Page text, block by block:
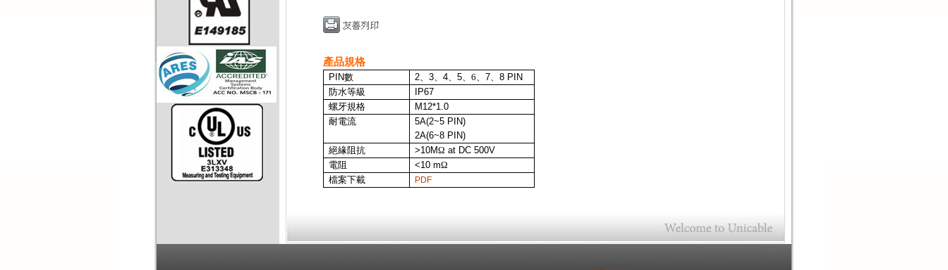
產品規格
PIN數 2、3、4、5、6、7、8 PIN
防水等級
IP67
螺牙規格
M12*1.0
耐電流
5A(2~5 PIN)
2A(6~8 PIN)
絕緣阻抗
>10MΩ at DC 500V
電阻
<10 mΩ
檔案下載
PDF